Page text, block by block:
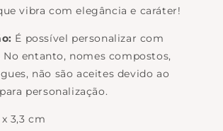
vibra com elegância e caráter!
: É possível personalizar com
entanto, nomes compostos,
não são aceites devido ao
personalização.
x 3,3 cm